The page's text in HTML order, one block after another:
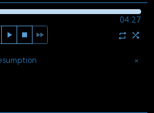
04:27
×